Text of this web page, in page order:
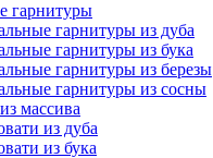
гарнитуры
гарнитуры из дуба
гарнитуры из бука
гарнитуры из березы
гарнитуры из сосны
массива
из дуба
из бука